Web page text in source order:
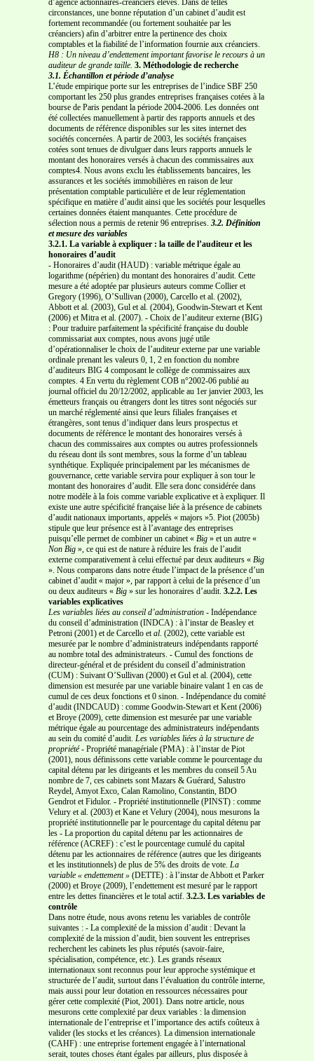
d’agence actionnaires-créanciers élevés. Dans de telles
circonstances, une bonne réputation d’un cabinet d’audit est
fortement recommandée (ou fortement souhaitée par les
créanciers) afin d’arbitrer entre la pertinence des choix
comptables et la fiabilité de l’information fournie aux créanciers.
H8 : Un niveau d’endettement important favorise le recours à un
auditeur de grande taille. 3. Méthodologie de recherche
3.1. Échantillon et période d’analyse
L’étude empirique porte sur les entreprises de l’indice SBF 250
comportant les 250 plus grandes entreprises françaises cotées à la
bourse de Paris pendant la période 2004-2006. Les données ont
été collectées manuellement à partir des rapports annuels et des
documents de référence disponibles sur les sites internet des
sociétés concernées. A partir de 2003, les sociétés françaises
cotées sont tenues de divulguer dans leurs rapports annuels le
montant des honoraires versés à chacun des commissaires aux
comptes4. Nous avons exclu les établissements bancaires, les
assurances et les sociétés immobilières en raison de leur
présentation comptable particulière et de leur réglementation
spécifique en matière d’audit ainsi que les sociétés pour lesquelles
certaines données étaient manquantes. Cette procédure de
sélection nous a permis de retenir 96 entreprises. 3.2. Définition
et mesure des variables
3.2.1. La variable à expliquer : la taille de l’auditeur et les
honoraires d’audit
- Honoraires d’audit (HAUD) : variable métrique égale au
logarithme (népérien) du montant des honoraires d’audit. Cette
mesure a été adoptée par plusieurs auteurs comme Collier et
Gregory (1996), O’Sullivan (2000), Carcello et al. (2002),
Abbott et al. (2003), Gul et al. (2004), Goodwin-Stewart et Kent
(2006) et Mitra et al. (2007). - Choix de l’auditeur externe (BIG)
: Pour traduire parfaitement la spécificité française du double
commissariat aux comptes, nous avons jugé utile
d’opérationnaliser le choix de l’auditeur externe par une variable
ordinale prenant les valeurs 0, 1, 2 en fonction du nombre
d’auditeurs BIG 4 composant le collège de commissaires aux
comptes. 4 En vertu du règlement COB n°2002-06 publié au
journal officiel du 20/12/2002, applicable au 1er janvier 2003, les
émetteurs français ou étrangers dont les titres sont négociés sur
un marché réglementé ainsi que leurs filiales françaises et
étrangères, sont tenus d’indiquer dans leurs prospectus et
documents de référence le montant des honoraires versés à
chacun des commissaires aux comptes ou autres professionnels
du réseau dont ils sont membres, sous la forme d’un tableau
synthétique. Expliquée principalement par les mécanismes de
gouvernance, cette variable servira pour expliquer à son tour le
montant des honoraires d’audit. Elle sera donc considérée dans
notre modèle à la fois comme variable explicative et à expliquer. Il
existe une autre spécificité française liée à la présence de cabinets
d’audit nationaux importants, appelés « majors »5. Piot (2005b)
stipule que leur présence est à l’avantage des entreprises
puisqu’elle permet de combiner un cabinet « Big » et un autre «
Non Big », ce qui est de nature à réduire les frais de l’audit
externe comparativement à celui effectué par deux auditeurs « Big
». Nous comparons dans notre étude l’impact de la présence d’un
cabinet d’audit « major », par rapport à celui de la présence d’un
ou deux auditeurs « Big » sur les honoraires d’audit. 3.2.2. Les
variables explicatives
Les variables liées au conseil d’administration - Indépendance
du conseil d’administration (INDCA) : à l’instar de Beasley et
Petroni (2001) et de Carcello etal. (2002), cette variable est
mesurée par le nombre d’administrateurs indépendants rapporté
au nombre total des administrateurs. - Cumul des fonctions de
directeur-général et de président du conseil d’administration
(CUM) : Suivant O’Sullivan (2000) et Gul et al. (2004), cette
dimension est mesurée par une variable binaire valant 1 en cas de
cumul de ces deux fonctions et 0 sinon. - Indépendance du comité
d’audit (INDCAUD) : comme Goodwin-Stewart et Kent (2006)
et Broye (2009), cette dimension est mesurée par une variable
métrique égale au pourcentage des administrateurs indépendants
au sein du comité d’audit. Les variables liées à la structure de
propriété- Propriété managériale (PMA) : à l’instar de Piot
(2001), nous définissons cette variable comme le pourcentage du
capital détenu par les dirigeants et les membres du conseil 5 Au
nombre de 7, ces cabinets sont Mazars & Guérard, Salustro
Reydel, Amyot Exco, Calan Ramolino, Constantin, BDO
Gendrot et Fidulor. - Propriété institutionnelle (PINST) : comme
Velury et al. (2003) et Kane et Velury (2004), nous mesurons la
propriété institutionnelle par le pourcentage du capital détenu par
les - La proportion du capital détenu par les actionnaires de
référence (ACREF) : c’est le pourcentage cumulé du capital
détenu par les actionnaires de référence (autres que les dirigeants
et les institutionnels) de plus de 5% des droits de vote. La
variable « endettement » (DETTE) : à l’instar de Abbott et Parker
(2000) et Broye (2009), l’endettement est mesuré par le rapport
entre les dettes financières et le total actif. 3.2.3. Les variables de
contrôle
Dans notre étude, nous avons retenu les variables de contrôle
suivantes : - La complexité de la mission d’audit : Devant la
complexité de la mission d’audit, bien souvent les entreprises
recherchent les cabinets les plus réputés (savoir-faire,
spécialisation, compétence, etc.). Les grands réseaux
internationaux sont reconnus pour leur approche systémique et
structurée de l’audit, surtout dans l’évaluation du contrôle interne,
mais aussi pour leur dotation en ressources nécessaires pour
gérer cette complexité (Piot, 2001). Dans notre article, nous
mesurons cette complexité par deux variables : la dimension
internationale de l’entreprise et l’importance des actifs coûteux à
valider (les stocks et les créances). La dimension internationale
(CAHF) : une entreprise fortement engagée à l’international
serait, toutes choses étant égales par ailleurs, plus disposée à